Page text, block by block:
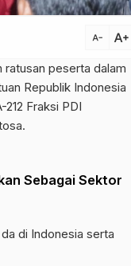
text_decrease text_increase
ratusan peserta dalam
Republik Indonesia
Fraksi PDI
Sebagai Sektor
di Indonesia serta